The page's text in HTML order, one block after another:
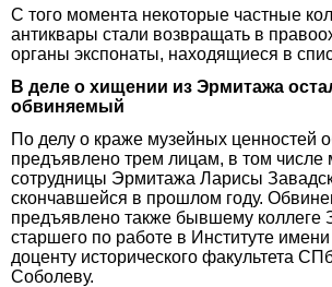
С того момента некоторые частные
антиквары стали возвращать в
органы экспонаты, находящиеся в
В деле о хищении из Эрмитажа
обвиняемый
По делу о краже музейных ценностей
предъявлено трем лицам, в том числе
сотрудницы Эрмитажа Ларисы
скончавшейся в прошлом году.
предъявлено также бывшему коллеге
старшего по работе в Институте
доценту исторического факультета
Соболеву.